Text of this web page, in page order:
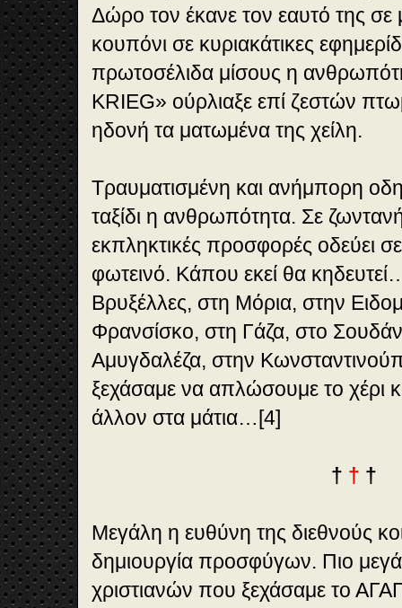
Δώρο τον έκανε τον εαυτό της σε
κουπόνι σε κυριακάτικες
πρωτοσέλιδα μίσους η
KRIEG» ούρλιαξε επί ζεστών
ηδονή τα ματωμένα της χείλη.
Τραυματισμένη και ανήμπορη
ταξίδι η ανθρωπότητα. Σε
εκπληκτικές προσφορές οδεύει
φωτεινό. Κάπου εκεί θα
Βρυξέλλες, στη Μόρια, στην
Φρανσίσκο, στη Γάζα, στο
Αμυγδαλέζα, στην
ξεχάσαμε να απλώσουμε το χέρι
άλλον στα μάτια…[4]
† † †
Μεγάλη η ευθύνη της διεθνούς
δημιουργία προσφύγων. Πιο
χριστιανών που ξεχάσαμε το